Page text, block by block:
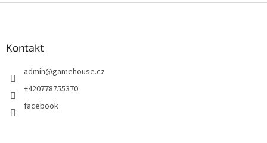
Kontakt
admin@gamehouse.cz
+420778755370
facebook